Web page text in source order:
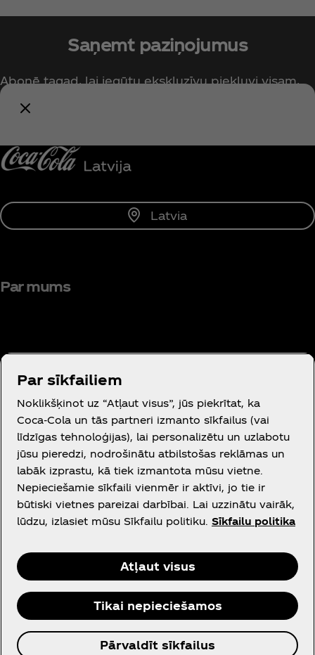
Saņemt paziņojumus
Abonē tagad, lai iegūtu ekskluzīvu piekļuvi visam,
kas saistīts ar Coca‑Cola!
Latvia
Par mums
Vajadzīga palīdzība?
Juridiskā informācija
Facebook
© 2026 The Coca‑Cola Company. Visas tiesības
Par sīkfailiem
Noklikšķinot uz “Atļaut visus”, jūs piekrītat, ka
Coca‑Cola un tās partneri izmanto sīkfailus (vai
līdzīgas tehnoloģijas), lai personalizētu un uzlabotu
jūsu pieredzi, nodrošinātu atbilstošas reklāmas un
labāk izprastu, kā tiek izmantota mūsu vietne.
Nepieciešamie sīkfaili vienmēr ir aktīvi, jo tie ir
būtiski vietnes pareizai darbībai. Lai uzzinātu vairāk,
lūdzu, izlasiet mūsu Sīkfailu politiku. Sīkfailu politika
Atļaut visus
Tikai nepieciešamos
Pārvaldīt sīkfailus